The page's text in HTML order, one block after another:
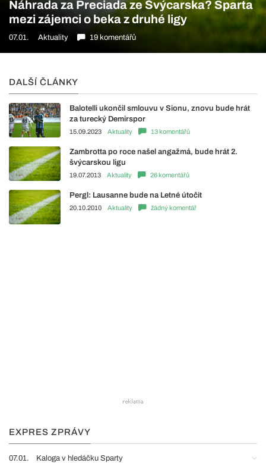
Náhrada za Preciada ze Švýcarska? Sparta
mezi zájemci o beka z druhé ligy
07.01. Aktuality 19 komentářů
DALŠÍ ČLÁNKY
Balotelli ukončil smlouvu v Sionu, znovu bude hrát
za turecký Demirspor
15.09.2023 Aktuality 13 komentářů
Zambrotta po roce našel angažmá, bude hrát 2.
švýcarskou ligu
19.07.2013 Aktuality 26 komentářů
Pergl: Lausanne bude na Letné útočit
20.10.2010 Aktuality žádný komentář
EXPRES ZPRÁVY
07.01. Kaloga v hledáčku Sparty